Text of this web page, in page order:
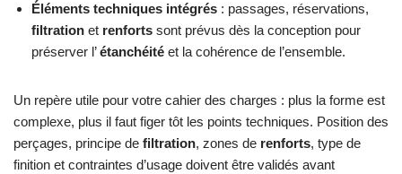
Éléments techniques intégrés : passages, réservations,
filtration et renforts sont prévus dès la conception pour
préserver l’étanchéité et la cohérence de l’ensemble.
Un repère utile pour votre cahier des charges : plus la forme est
complexe, plus il faut figer tôt les points techniques. Position des
perçages, principe de filtration, zones de renforts, type de
finition et contraintes d’usage doivent être validés avant